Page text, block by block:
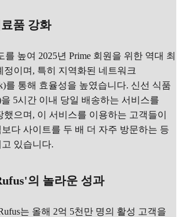
품 강화
를 높여 2025년 Prime 회원을 위한 역대 최
정이며, 특히 지역화된 네트워크
를 통해 효율성을 높였습니다. 신선 식품
을 5시간 이내 당일 배송하는 서비스를
했으며, 이 서비스를 이용하는 고객들이
다 사이트를 두 배 더 자주 방문하는 등
있습니다.
의 놀라운 성과
는 올해 2억 5천만 명의 활성 고객을